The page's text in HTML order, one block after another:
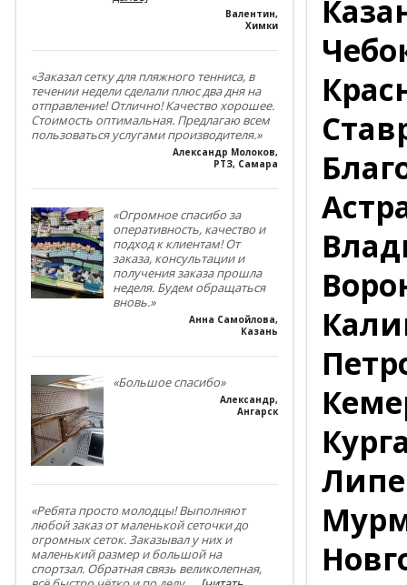
Валентин,
Химки
«Заказал сетку для пляжного тенниса, в
течении недели сделали плюс два дня на
отправление! Отлично! Качество хорошее.
Стоимость оптимальная. Предлагаю всем
пользоваться услугами производителя.»
Александр Молоков,
РТЗ, Самара
«Огромное спасибо за
оперативность, качество и
подход к клиентам! От
заказа, консультации и
получения заказа прошла
неделя. Будем обращаться
вновь.»
Анна Самойлова,
Казань
«Большое спасибо»
Александр,
Ангарск
«Ребята просто молодцы! Выполняют
любой заказ от маленькой сеточки до
огромных сеток. Заказывал у них и
маленький размер и большой на
спортзал. Обратная связь великолепная,